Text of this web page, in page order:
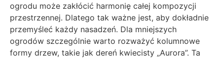
ogrodu może zakłócić harmonię całej kompozycji
przestrzennej. Dlatego tak ważne jest, aby dokładnie
przemyśleć każdy nasadzeń. Dla mniejszych
ogrodów szczególnie warto rozważyć kolumnowe
formy drzew, takie jak dereń kwiecisty „Aurora”. Ta